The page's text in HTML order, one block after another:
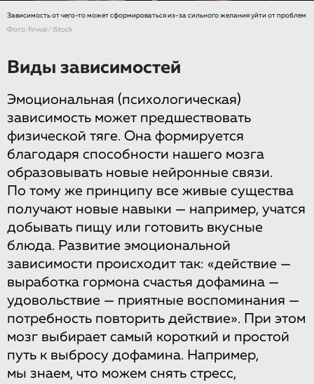
Зависимость от чего-то может сформироваться из-за сильного желания уйти от проблем
Фото: finwal / iStock
Виды зависимостей
Эмоциональная (психологическая)
зависимость может предшествовать
физической тяге. Она формируется
благодаря способности нашего мозга
образовывать новые нейронные связи.
По тому же принципу все живые существа
получают новые навыки — например, учатся
добывать пищу или готовить вкусные
блюда. Развитие эмоциональной
зависимости происходит так: «действие —
выработка гормона счастья дофамина —
удовольствие — приятные воспоминания —
потребность повторить действие». При этом
мозг выбирает самый короткий и простой
путь к выбросу дофамина. Например,
мы знаем, что можем снять стресс,